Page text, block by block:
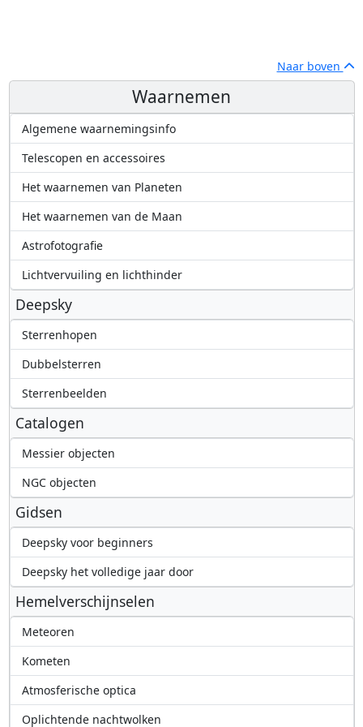
Naar boven
Waarnemen
Algemene waarnemingsinfo
Telescopen en accessoires
Het waarnemen van Planeten
Het waarnemen van de Maan
Astrofotografie
Lichtvervuiling en lichthinder
Deepsky
Sterrenhopen
Dubbelsterren
Sterrenbeelden
Catalogen
Messier objecten
NGC objecten
Gidsen
Deepsky voor beginners
Deepsky het volledige jaar door
Hemelverschijnselen
Meteoren
Kometen
Atmosferische optica
Oplichtende nachtwolken